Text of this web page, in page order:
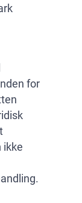
for
ikke